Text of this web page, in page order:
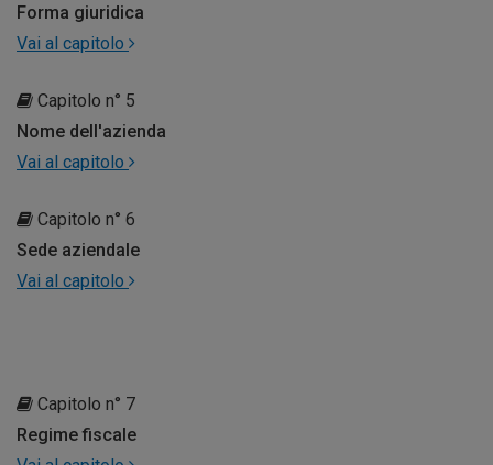
Forma giuridica
Vai al capitolo
Capitolo n° 5
Nome dell'azienda
Vai al capitolo
Capitolo n° 6
Sede aziendale
Vai al capitolo
Capitolo n° 7
Regime fiscale